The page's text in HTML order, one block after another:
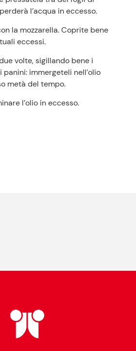
Storie
Shop
l’acqua in eccesso.
la mozzarella. Coprite bene
eccessi.
volte, sigillando bene i
immergeteli nell’olio
metà del tempo.
l’olio in eccesso.